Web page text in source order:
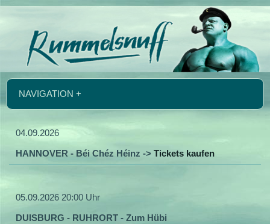
NAVIGATION +
04.09.2026
HANNOVER - Béi Chéz Héinz -> Tickets kaufen
05.09.2026 20:00 Uhr
DUISBURG - RUHRORT - Zum Hübi